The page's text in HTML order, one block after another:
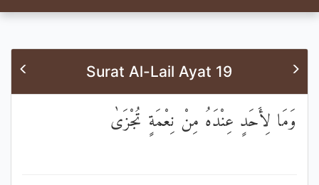
Surat Al-Lail Ayat 19
وَمَا لِأَحَدٍ عِنْدَهُ مِنْ نِعْمَةٍ تُجْزَىٰ